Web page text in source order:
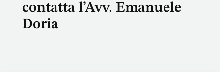
contatta l’Avv. Emanuele
Doria